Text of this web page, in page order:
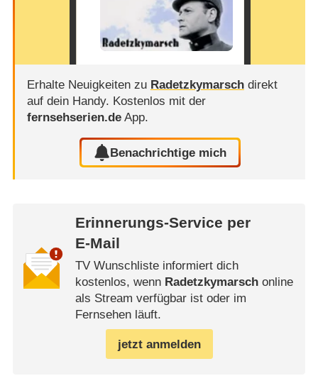
Erhalte Neuigkeiten zu Radetzkymarschdirekt
auf dein Handy. Kostenlos mit der
fernsehserien.deApp.
Benachrichtige mich
Erinnerungs-Service per
E-Mail
TV Wunschliste informiert dich
kostenlos, wenn Radetzkymarschonline
als Stream verfügbar ist oder im
Fernsehen läuft.
jetzt anmelden